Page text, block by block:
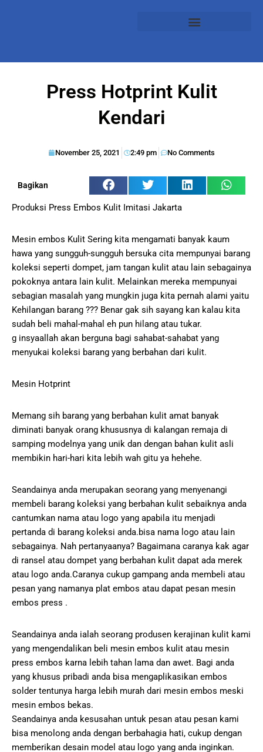
Press Hotprint Kulit
Kendari
November 25, 2021 2:49 pm No Comments
Bagikan
Produksi Press Embos Kulit Imitasi Jakarta
Mesin embos Kulit Sering kita mengamati banyak kaum
hawa yang sungguh-sungguh bersuka cita mempunyai barang
koleksi seperti dompet, jam tangan kulit atau lain sebagainya
pokoknya antara lain kulit. Melainkan mereka mempunyai
sebagian masalah yang mungkin juga kita pernah alami yaitu
Kehilangan barang ??? Benar gak sih sayang kan kalau kita
sudah beli mahal-mahal eh pun hilang atau tukar.
g insyaallah akan berguna bagi sahabat-sahabat yang
menyukai koleksi barang yang berbahan dari kulit.
Mesin Hotprint
Memang sih barang yang berbahan kulit amat banyak
diminati banyak orang khususnya di kalangan remaja di
samping modelnya yang unik dan dengan bahan kulit asli
membikin hari-hari kita lebih wah gitu ya hehehe.
Seandainya anda merupakan seorang yang menyenangi
membeli barang koleksi yang berbahan kulit sebaiknya anda
cantumkan nama atau logo yang apabila itu menjadi
pertanda di barang koleksi anda.bisa nama logo atau lain
sebagainya. Nah pertanyaanya? Bagaimana caranya kak agar
di ransel atau dompet yang berbahan kulit dapat ada merek
atau logo anda.Caranya cukup gampang anda membeli atau
pesan yang namanya plat embos atau dapat pesan mesin
embos press .
Seandainya anda ialah seorang produsen kerajinan kulit kami
yang mengendalikan beli mesin embos kulit atau mesin
press embos karna lebih tahan lama dan awet. Bagi anda
yang khusus pribadi anda bisa mengaplikasikan embos
solder tentunya harga lebih murah dari mesin embos meski
mesin embos bekas.
Seandainya anda kesusahan untuk pesan atau pesan kami
bisa menolong anda dengan berbahagia hati, cukup dengan
memberikan desain model atau logo yang anda inginkan.